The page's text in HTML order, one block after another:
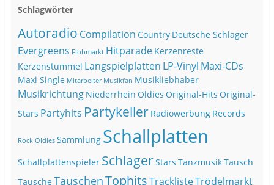
Schlagwörter
Autoradio Compilation Country Deutsche Schlager
Evergreens Flohmarkt Hitparade Kerzenreste
Kerzenstummel Langspielplatten LP-Vinyl Maxi-CDs
Maxi Single Mitarbeiter Musikfan Musikliebhaber
Musikrichtung Niederrhein Oldies Original-Hits Original-
Stars Partyhits Partykeller Radiowerbung Records
Rock Oldies Sammlung Schallplatten
Schallplattenspieler SchlagerStars TanzmusikTausch
TauscheTauschenTophitsTracklisteTrödelmarkt